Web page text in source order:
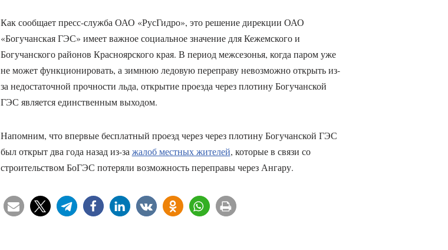
Как сообщает пресс-служба ОАО «РусГидро», это решение дирекции ОАО
«Богучанская ГЭС» имеет важное социальное значение для Кежемского и
Богучанского районов Красноярского края. В период межсезонья, когда паром уже
не может функционировать, а зимнюю ледовую переправу невозможно открыть из-
за недостаточной прочности льда, открытие проезда через плотину Богучанской
ГЭС является единственным выходом.
Напомним, что впервые бесплатный проезд через через плотину Богучанской ГЭС
был открыт два года назад из-зажалоб местных жителей, которые в связи со
строительством БоГЭС потеряли возможность переправы через Ангару.